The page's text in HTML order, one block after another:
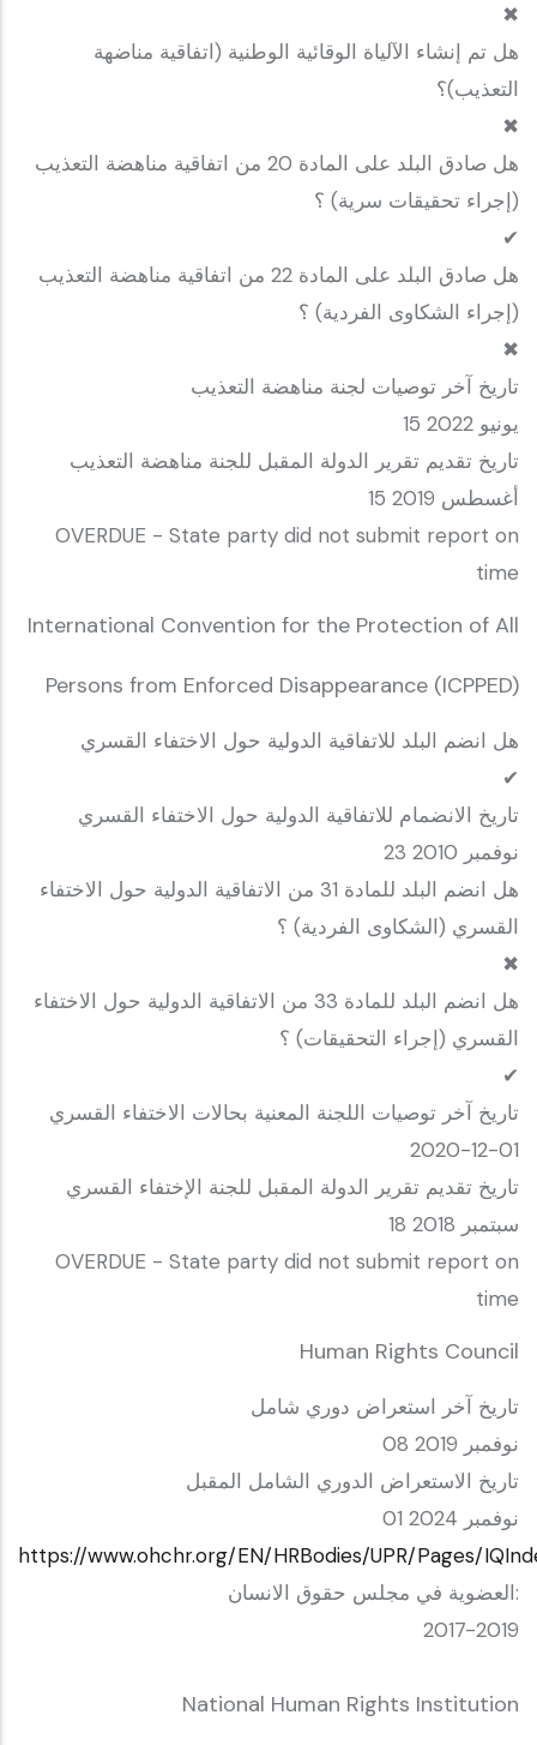
✖
هل تم إنشاء الآلياة الوقائية الوطنية (اتفاقية مناضهة
التعذيب)؟
✖
هل صادق البلد على المادة 20 من اتفاقية مناهضة التعذيب
(إجراء تحقيقات سرية) ؟
✔
هل صادق البلد على المادة 22 من اتفاقية مناهضة التعذيب
(إجراء الشكاوى الفردية) ؟
✖
تاريخ آخر توصيات لجنة مناهضة التعذيب
15 يونيو 2022
تاريخ تقديم تقرير الدولة المقبل للجنة مناهضة التعذيب
15 أغسطس 2019
OVERDUE - State party did not submit report on
time
International Convention for the Protection of All
Persons from Enforced Disappearance (ICPPED)
هل انضم البلد للاتفاقية الدولية حول الاختفاء القسري
✔
تاريخ الانضمام للاتفاقية الدولية حول الاختفاء القسري
23 نوفمبر 2010
هل انضم البلد للمادة 31 من الاتفاقية الدولية حول الاختفاء
القسري (الشكاوى الفردية) ؟
✖
هل انضم البلد للمادة 33 من الاتفاقية الدولية حول الاختفاء
القسري (إجراء التحقيقات) ؟
✔
تاريخ آخر توصيات اللجنة المعنية بحالات الاختفاء القسري
2020-12-01
تاريخ تقديم تقرير الدولة المقبل للجنة الإختفاء القسري
18 سبتمبر 2018
OVERDUE - State party did not submit report on
time
Human Rights Council
تاريخ آخر استعراض دوري شامل
08 نوفمبر 2019
تاريخ الاستعراض الدوري الشامل المقبل
01 نوفمبر 2024
https://www.ohchr.org/EN/HRBodies/UPR/Pages/
العضوية في مجلس حقوق الانسان:
2017-2019
National Human Rights Institution